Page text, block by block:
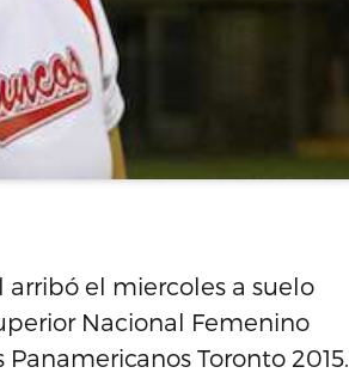
arribó el miercoles a suelo
Nacional Femenino
Toronto 2015.